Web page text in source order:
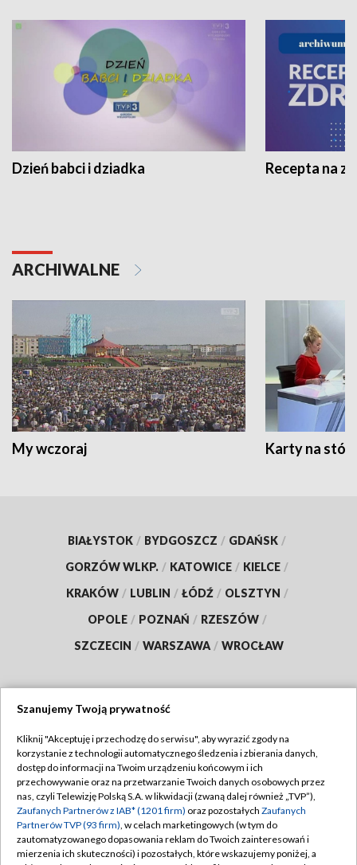
Dzień babci i dziadka Recepta na
ARCHIWALNE
My wczoraj Karty na
BIAŁYSTOK / BYDGOSZCZ / GDAŃSK /
GORZÓW WLKP. / KATOWICE / KIELCE /
KRAKÓW / LUBLIN / ŁÓDŹ / OLSZTYN /
OPOLE / POZNAŃ / RZESZÓW /
SZCZECIN / WARSZAWA / WROCŁAW
TVP
Abonament TVP
Emisja w TVP
Centrum informacji TVP
Naziemna Telewizja Cyfrowa
Regulamin TVP
Polityka prywatności
Moje zgody
Szanujemy Twoją prywatność
Kliknij "Akceptuję i przechodzę do serwisu", aby wyrazić zgody na
korzystanie z technologii automatycznego śledzenia i zbierania danych,
dostęp do informacji na Twoim urządzeniu końcowym i ich
przechowywanie oraz na przetwarzanie Twoich danych osobowych przez
nas, czyli Telewizję Polską S.A. w likwidacji (zwaną dalej również „TVP”),
Zaufanych Partnerów z IAB* (1201 firm) oraz pozostałych Zaufanych
Partnerów TVP (93 firm), w celach marketingowych (w tym do
zautomatyzowanego dopasowania reklam do Twoich zainteresowań i
mierzenia ich skuteczności) i pozostałych, które wskazujemy poniżej, a